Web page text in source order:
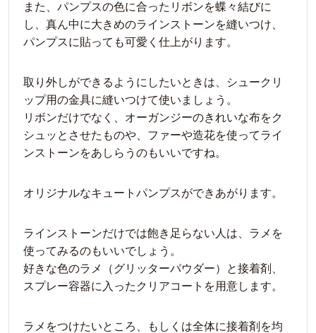
また、パンプスの色に合ったリボンを蝶々結びに
し、真ん中に大きめのラインストーンを縫いつけ、
パンプスに貼っても可愛く仕上がります。
取り外しができるようにしたいときは、シュークリ
ップ用の金具に縫いつけて使いましょう。
リボンだけでなく、オーガンジーのきれいな布をク
シュッとさせたものや、ファーや造花を使ってライ
ンストーンをあしらうのもいいですね。
オリジナルなキュートパンプスができあがります。
ラインストーンだけでは飽き足らない人は、ラメを
使ってみるのもいいでしょう。
好きな色のラメ（グリッターパウダー）と接着剤、
スプレー容器に入ったクリアコートを用意します。
ラメをつけたいところ、もしくは全体に接着剤を均